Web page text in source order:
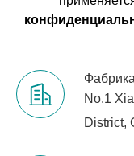
No.1
District,